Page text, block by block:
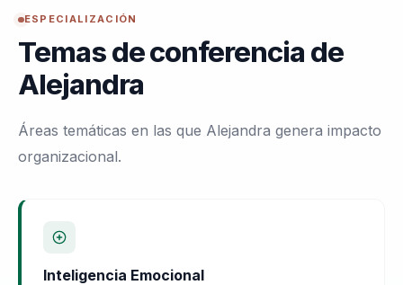
ESPECIALIZACIÓN
Temas de conferencia de
Alejandra
Áreas temáticas en las que Alejandra genera impacto
organizacional.
Inteligencia Emocional